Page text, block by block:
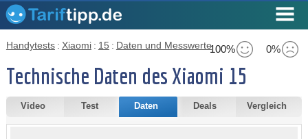
100% 0%
Handytests : Xiaomi : 15 : Daten und Messwerte
Technische Daten des Xiaomi 15
Video Test Daten Deals Vergleich